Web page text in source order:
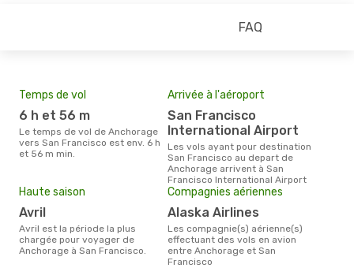
FAQ
Temps de vol
6 h et 56 m
Le temps de vol de Anchorage
vers San Francisco est env. 6 h
et 56 m min.
Arrivée à l'aéroport
San Francisco
International Airport
Les vols ayant pour destination
San Francisco au depart de
Anchorage arrivent à San
Francisco International Airport
Haute saison
avril
avril est la période la plus
chargée pour voyager de
Anchorage à San Francisco.
Compagnies aériennes
Alaska Airlines
Les compagnie(s) aérienne(s)
effectuant des vols en avion
entre Anchorage et San
Francisco